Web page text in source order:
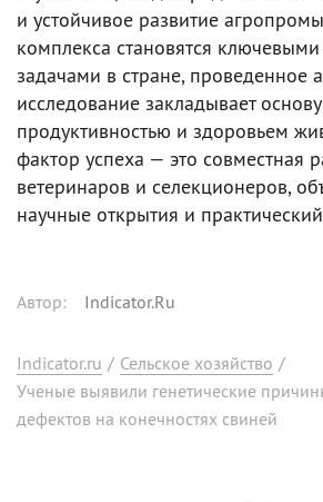
и устойчивое развитие
комплекса становятся
задачами в стране, проведенное
исследование закладывает
продуктивностью и здоровьем
фактор успеха — это совместная
ветеринаров и селекционеров,
научные открытия и
Автор: Indicator.Ru
Indicator.ru / Сельское хозяйство /
Ученые выявили генетические
дефектов на конечностях свиней